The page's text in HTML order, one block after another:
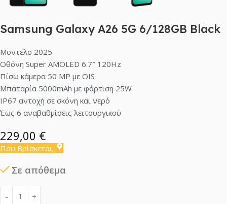
Samsung Galaxy A26 5G 6/128GB Black
Μοντέλο 2025
Οθόνη Super AMOLED 6.7″ 120Hz
Πίσω κάμερα 50 MP με OIS
Μπαταρία 5000mAh με φόρτιση 25W
IP67 αντοχή σε σκόνη και νερό
Έως 6 αναβαθμίσεις λειτουργικού
229,00 €
Που Βρίσκεται;
Σε απόθεμα